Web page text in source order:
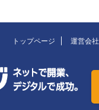
トップページ 運営会社